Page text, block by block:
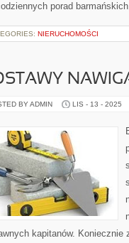
porad
NIERUCHOMOŚCI
BY ADMIN LIS - 13 - 2025
kapitanów.